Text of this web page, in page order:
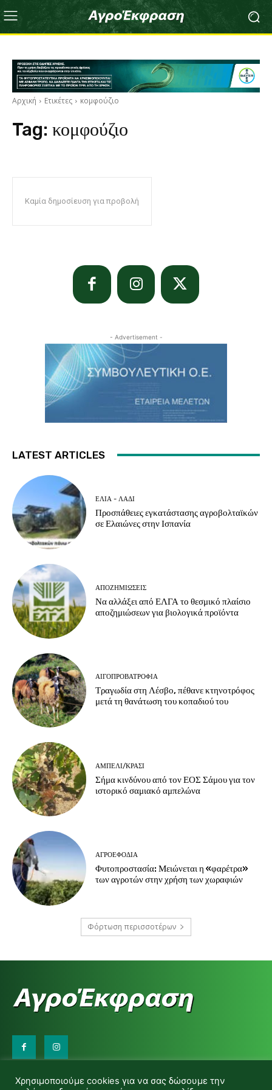
Αρχική Ετικέτες κομφούζιο
Tag: κομφούζιο
Καμία δημοσίευση για προβολή
- Advertisement -
LATEST ARTICLES
ΕΛΙΆ - ΛΆΔΙ
Προσπάθειες εγκατάστασης αγροβολταϊκών
σε Ελαιώνες στην Ισπανία
ΑΠΟΖΗΜΙΏΣΕΙΣ
Να αλλάξει από ΕΛΓΑ το θεσμικό πλαίσιο
αποζημιώσεων για βιολογικά προϊόντα
ΑΙΓΟΠΡΟΒΑΤΡΟΦΊΑ
Τραγωδία στη Λέσβο, πέθανε κτηνοτρόφος
μετά τη θανάτωση του κοπαδιού του
ΑΜΠΈΛΙ/ΚΡΑΣΊ
Σήμα κινδύνου από τον ΕΟΣ Σάμου για τον
ιστορικό σαμιακό αμπελώνα
ΑΓΡΟΕΦΌΔΙΑ
Φυτοπροστασία: Μειώνεται η «φαρέτρα»
των αγροτών στην χρήση των χωραφιών
Φόρτωση περισσοτέρων
d.makas@yahoo.gr
Χρησιμοποιούμε cookies για να σας δώσουμε την